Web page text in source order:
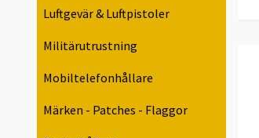
Luftgevär & Luftpistoler
Militärutrustning
Mobiltelefonhållare
Märken - Patches - Flaggor